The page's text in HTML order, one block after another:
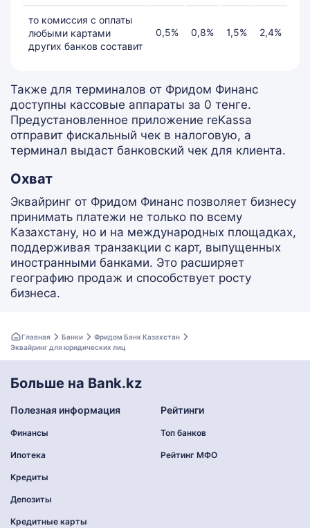
то комиссия с оплаты
любыми картами
других банков составит
0,5% 0,8% 1,5% 2,4%
Также для терминалов от Фридом Финанс
доступны кассовые аппараты за 0 тенге.
Предустановленное приложение reKassa
отправит фискальный чек в налоговую, а
терминал выдаст банковский чек для клиента.
Охват
Эквайринг от Фридом Финанс позволяет бизнесу
принимать платежи не только по всему
Казахстану, но и на международных площадках,
поддерживая транзакции с карт, выпущенных
иностранными банками. Это расширяет
географию продаж и способствует росту
бизнеса.
Главная Банки
Фридом Банк Казахстан
Эквайринг для юридических лиц
Больше на Bank.kz
Полезная информация
Финансы
Ипотека
Кредиты
Депозиты
Кредитные карты
Рейтинги
Топ банков
Рейтинг МФО